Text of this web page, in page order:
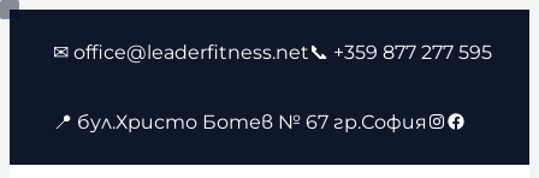
Към
съдържанието
✉ office@leaderfitness.net📞 +359 877 277 595
📍 бул.Христо Ботев № 67 гр.София Instagram
Facebook